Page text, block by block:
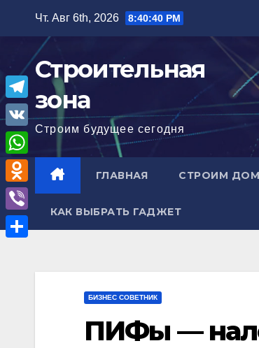
содержимому
Чт. Авг 6th, 2026 8:40:41 PM
Строительная
зона
Строим будущее сегодня
ГЛАВНАЯ СТРОИМ
КАК ВЫБРАТЬ ГАДЖЕТ
БИЗНЕС СОВЕТНИК
ПИФы —
T
e
l
e
g
r
V
K
W
h
a
O
d
n
V